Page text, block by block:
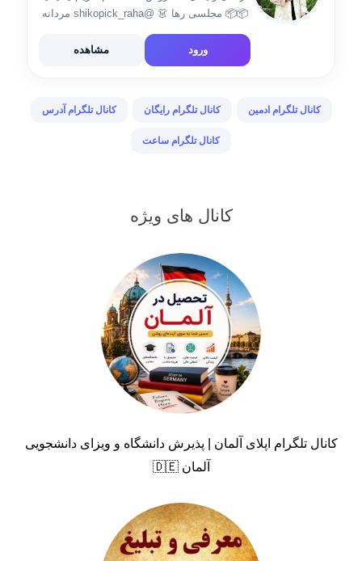
📦📦 مجلسی رها 👗 @shikopick_raha مردانه
👜👠 @poshakeonline_raha لینک جوین کانال👇
ورود مشاهده
کانال تلگرام ادمین کانال تلگرام رایگان کانال تلگرام آدرس
کانال تلگرام ساعت
کانال های ویژه
کانال تلگرام اپلای آلمان | پذیرش دانشگاه و ویزای دانشجویی
آلمان 🇩🇪